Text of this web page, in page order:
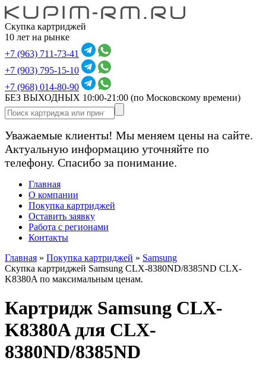
Скупка картриджей
10 лет на рынке
+7 (963) 711-73-41
+7 (903) 795-15-10
+7 (968) 014-80-90
БЕЗ ВЫХОДНЫХ 10:00-21:00 (по Московскому времени)
Уважаемые клиенты! Мы меняем цены на сайте.
Актуальную информацию уточняйте по
телефону. Спасибо за понимание.
Главная
О компании
Покупка картриджей
Оставить заявку
Работа с регионами
Контакты
Главная » Покупка картриджей » Samsung
Скупка картриджей Samsung CLX-8380ND/8385ND CLX-
K8380A по максимальным ценам.
Картридж Samsung CLX-
K8380A для CLX-
8380ND/8385ND